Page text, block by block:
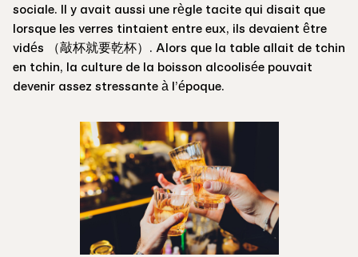
sociale. Il y avait aussi une règle tacite qui disait que
lorsque les verres tintaient entre eux, ils devaient être
vidés （敲杯就要乾杯）. Alors que la table allait de tchin
en tchin, la culture de la boisson alcoolisée pouvait
devenir assez stressante à l’époque.